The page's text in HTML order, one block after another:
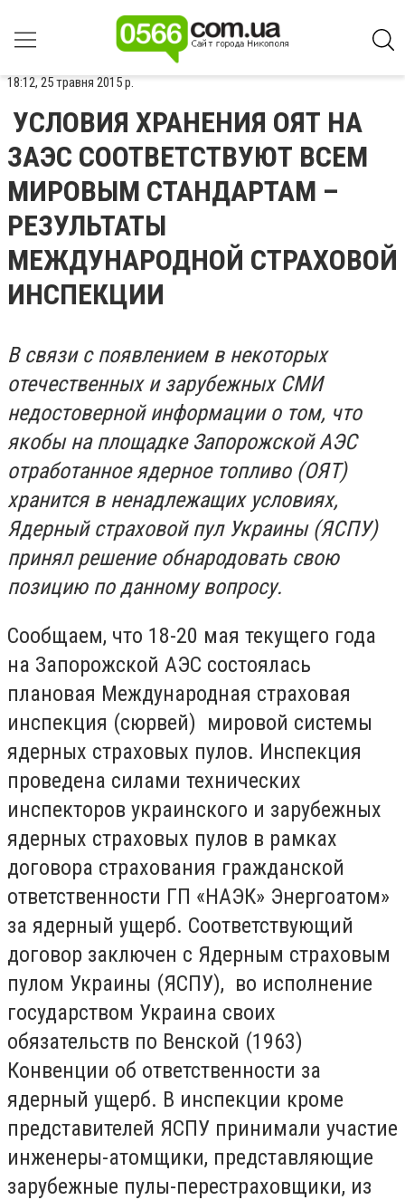
18:12, 25 травня 2015 р.
УСЛОВИЯ ХРАНЕНИЯ ОЯТ НА
ЗАЭС СООТВЕТСТВУЮТ ВСЕМ
МИРОВЫМ СТАНДАРТАМ –
РЕЗУЛЬТАТЫ
МЕЖДУНАРОДНОЙ СТРАХОВОЙ
ИНСПЕКЦИИ
В связи с появлением в некоторых
отечественных и зарубежных СМИ
недостоверной информации о том, что
якобы на площадке Запорожской АЭС
отработанное ядерное топливо (ОЯТ)
хранится в ненадлежащих условиях,
Ядерный страховой пул Украины (ЯСПУ)
принял решение обнародовать свою
позицию по данному вопросу.
Сообщаем, что 18-20 мая текущего года
на Запорожской АЭС состоялась
плановая Международная страховая
инспекция (сюрвей) мировой системы
ядерных страховых пулов. Инспекция
проведена силами технических
инспекторов украинского и зарубежных
ядерных страховых пулов в рамках
договора страхования гражданской
ответственности ГП «НАЭК» Энергоатом»
за ядерный ущерб. Соответствующий
договор заключен с Ядерным страховым
пулом Украины (ЯСПУ), во исполнение
государством Украина своих
обязательств по Венской (1963)
Конвенции об ответственности за
ядерный ущерб. В инспекции кроме
представителей ЯСПУ принимали участие
инженеры-атомщики, представляющие
зарубежные пулы-перестраховщики, из